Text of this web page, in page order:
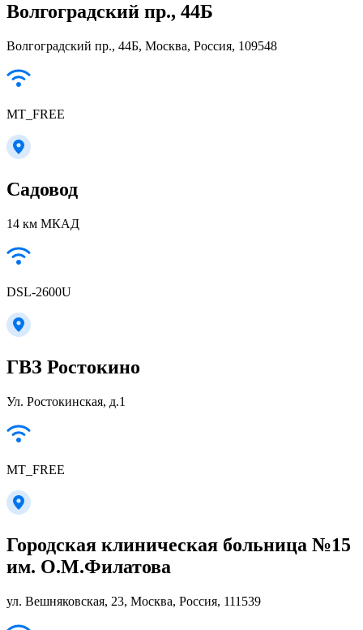
Волгоградский пр., 44Б
Волгоградский пр., 44Б, Москва, Россия, 109548
MT_FREE
Садовод
14 км МКАД
DSL-2600U
ГВЗ Ростокино
Ул. Ростокинская, д.1
MT_FREE
Городская клиническая больница №15
им. О.М.Филатова
ул. Вешняковская, 23, Москва, Россия, 111539